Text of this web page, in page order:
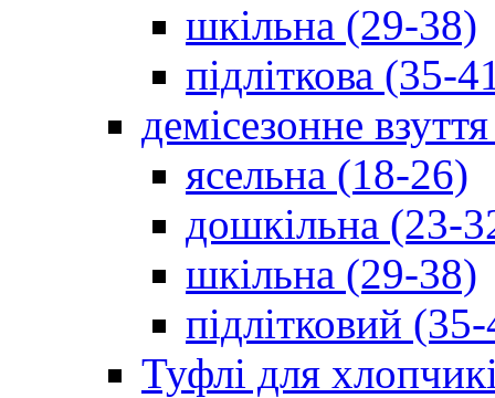
шкільна (29-38)
підліткова (35-
демісезонне
ясельна (18-26)
дошкільна (23-
шкільна (29-38)
підлітковий
Туфлі для